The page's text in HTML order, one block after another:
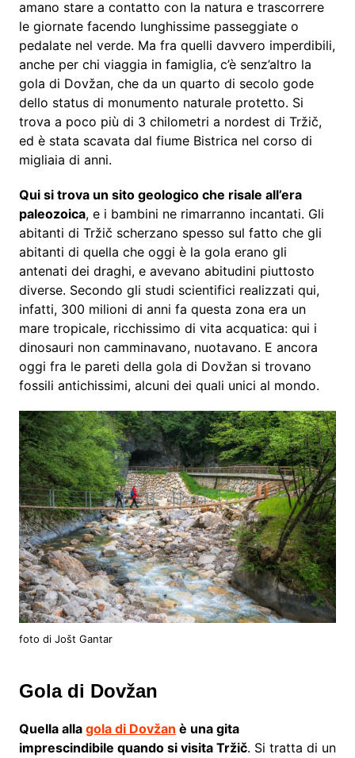
amano stare a contatto con la natura e trascorrere
le giornate facendo lunghissime passeggiate o
pedalate nel verde. Ma fra quelli davvero imperdibili,
anche per chi viaggia in famiglia, c’è senz’altro la
gola di Dovžan, che da un quarto di secolo gode
dello status di monumento naturale protetto. Si
trova a poco più di 3 chilometri a nordest di Tržič,
ed è stata scavata dal fiume Bistrica nel corso di
migliaia di anni.
Qui si trova un sito geologico che risale all’era
paleozoica, e i bambini ne rimarranno incantati. Gli
abitanti di Tržič scherzano spesso sul fatto che gli
abitanti di quella che oggi è la gola erano gli
antenati dei draghi, e avevano abitudini piuttosto
diverse. Secondo gli studi scientifici realizzati qui,
infatti, 300 milioni di anni fa questa zona era un
mare tropicale, ricchissimo di vita acquatica: qui i
dinosauri non camminavano, nuotavano. E ancora
oggi fra le pareti della gola di Dovžan si trovano
fossili antichissimi, alcuni dei quali unici al mondo.
foto di Jošt Gantar
Gola di Dovžan
Quella alla gola di Dovžan è una gita
imprescindibile quando si visita Tržič. Si tratta di un